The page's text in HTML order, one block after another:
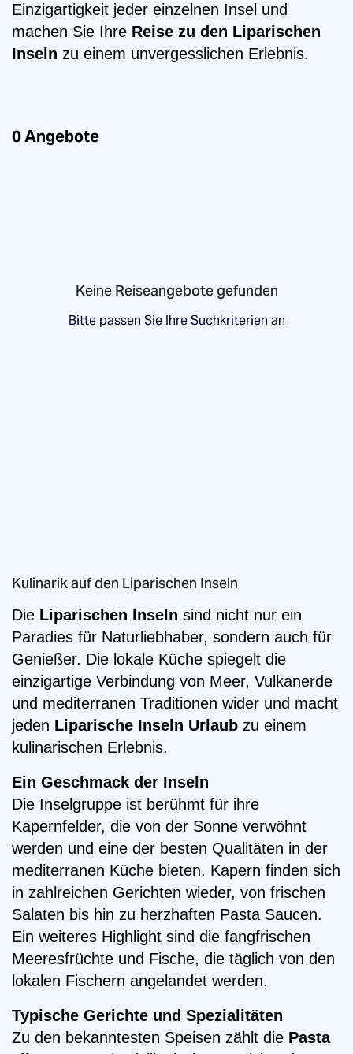
Einzigartigkeit jeder einzelnen Insel und
machen Sie Ihre Reise zu den Liparischen
Inseln zu einem unvergesslichen Erlebnis.
0Angebote
Keine Reiseangebote gefunden
Bitte passen Sie Ihre Suchkriterien an
Kulinarik auf den Liparischen Inseln
Die Liparischen Inseln sind nicht nur ein
Paradies für Naturliebhaber, sondern auch für
Genießer. Die lokale Küche spiegelt die
einzigartige Verbindung von Meer, Vulkanerde
und mediterranen Traditionen wider und macht
jeden Liparische Inseln Urlaub zu einem
kulinarischen Erlebnis.
Ein Geschmack der Inseln
Die Inselgruppe ist berühmt für ihre
Kapernfelder, die von der Sonne verwöhnt
werden und eine der besten Qualitäten in der
mediterranen Küche bieten. Kapern finden sich
in zahlreichen Gerichten wieder, von frischen
Salaten bis hin zu herzhaften Pasta Saucen.
Ein weiteres Highlight sind die fangfrischen
Meeresfrüchte und Fische, die täglich von den
lokalen Fischern angelandet werden.
Typische Gerichte und Spezialitäten
Zu den bekanntesten Speisen zählt die Pasta